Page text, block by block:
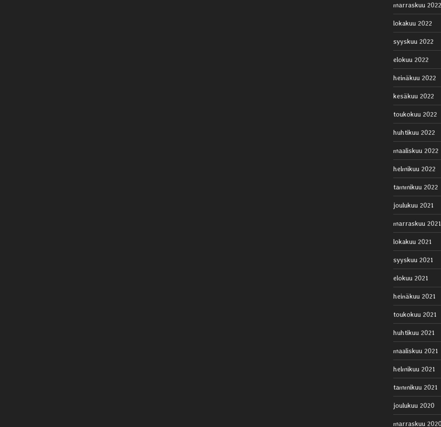
marraskuu 2022
lokakuu 2022
syyskuu 2022
elokuu 2022
heinäkuu 2022
kesäkuu 2022
toukokuu 2022
huhtikuu 2022
maaliskuu 2022
helmikuu 2022
tammikuu 2022
joulukuu 2021
marraskuu 2021
lokakuu 2021
syyskuu 2021
elokuu 2021
heinäkuu 2021
toukokuu 2021
huhtikuu 2021
maaliskuu 2021
helmikuu 2021
tammikuu 2021
joulukuu 2020
marraskuu